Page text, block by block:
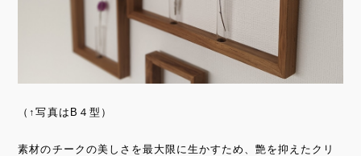
（↑写真はB４型）
素材のチークの美しさを最大限に生かすため、艶を抑えたクリ